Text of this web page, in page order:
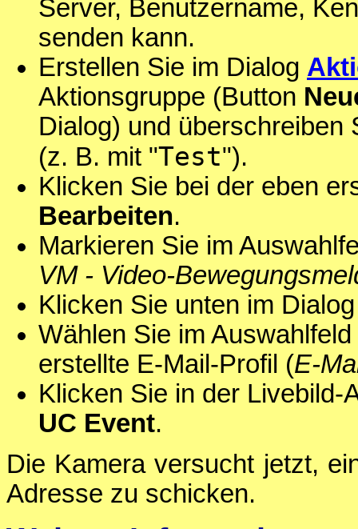
Server, Benutzername,
senden kann.
Erstellen Sie im Dialog
Aktionsgruppe (Button
Dialog) und überschreiben
(z. B. mit "Test").
Klicken Sie bei der eben
Bearbeiten.
Markieren Sie im
VM - Video-
Klicken Sie unten im
Wählen Sie im Auswahlfeld
erstellte E-Mail-Profil (E-
Klicken Sie in der Livebild-
UC Event.
Die Kamera versucht jetzt,
Adresse zu schicken.